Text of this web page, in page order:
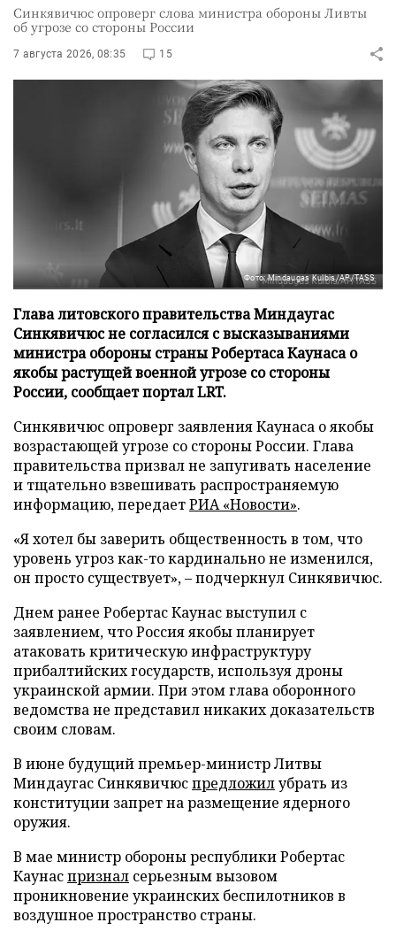
Синкявичюс опроверг слова министра обороны Ливты
об угрозе со стороны России
7 августа 2026, 08:35 15
Фото: Mindaugas Kulbis/AP/TASS
Глава литовского правительства Миндаугас
Синкявичюс не согласился с высказываниями
министра обороны страны Робертаса Каунаса о
якобы растущей военной угрозе со стороны
России, сообщает портал LRT.
Синкявичюс опроверг заявления Каунаса о якобы
возрастающей угрозе со стороны России. Глава
правительства призвал не запугивать население
и тщательно взвешивать распространяемую
информацию, передаетРИА «Новости».
«Я хотел бы заверить общественность в том, что
уровень угроз как-то кардинально не изменился,
он просто существует», – подчеркнул Синкявичюс.
Днем ранее Робертас Каунас выступил с
заявлением, что Россия якобы планирует
атаковать критическую инфраструктуру
прибалтийских государств, используя дроны
украинской армии. При этом глава оборонного
ведомства не представил никаких доказательств
своим словам.
В июне будущий премьер-министр Литвы
Миндаугас Синкявичюспредложилубрать из
конституции запрет на размещение ядерного
оружия.
В мае министр обороны республики Робертас
Каунаспризнал серьезным вызовом
проникновение украинских беспилотников в
воздушное пространство страны.